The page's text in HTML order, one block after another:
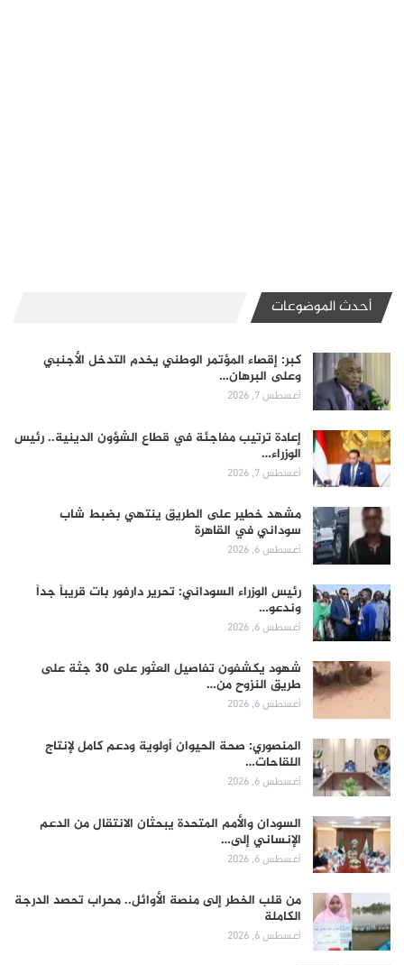
أحدث الموضوعات
كبر: إقصاء المؤتمر الوطني يخدم التدخل الأجنبي
وعلى البرهان…
أغسطس 7, 2026
إعادة ترتيب مفاجئة في قطاع الشؤون الدينية.. رئيس
الوزراء…
أغسطس 7, 2026
مشهد خطير على الطريق ينتهي بضبط شاب
سوداني في القاهرة
أغسطس 6, 2026
رئيس الوزراء السوداني: تحرير دارفور بات قريباً جداً
وندعو…
أغسطس 6, 2026
شهود يكشفون تفاصيل العثور على 30 جثة على
طريق النزوح من…
أغسطس 6, 2026
المنصوري: صحة الحيوان أولوية ودعم كامل لإنتاج
اللقاحات…
أغسطس 6, 2026
السودان والأمم المتحدة يبحثان الانتقال من الدعم
الإنساني إلى…
أغسطس 6, 2026
من قلب الخطر إلى منصة الأوائل.. محراب تحصد الدرجة
الكاملة
أغسطس 6, 2026